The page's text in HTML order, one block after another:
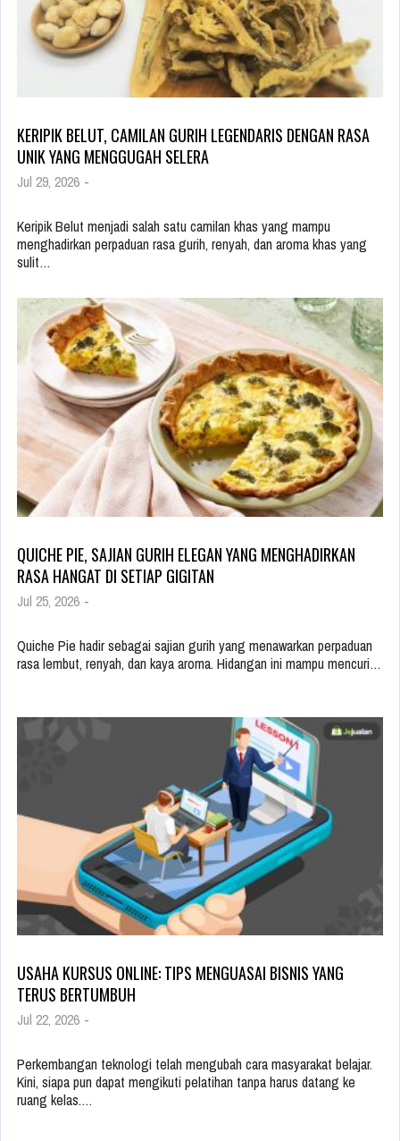
KERIPIK BELUT, CAMILAN GURIH LEGENDARIS DENGAN RASA
UNIK YANG MENGGUGAH SELERA
Jul 29, 2026 -
Keripik Belut menjadi salah satu camilan khas yang mampu
menghadirkan perpaduan rasa gurih, renyah, dan aroma khas yang
sulit…
QUICHE PIE, SAJIAN GURIH ELEGAN YANG MENGHADIRKAN
RASA HANGAT DI SETIAP GIGITAN
Jul 25, 2026 -
Quiche Pie hadir sebagai sajian gurih yang menawarkan perpaduan
rasa lembut, renyah, dan kaya aroma. Hidangan ini mampu mencuri…
USAHA KURSUS ONLINE: TIPS MENGUASAI BISNIS YANG
TERUS BERTUMBUH
Jul 22, 2026 -
Perkembangan teknologi telah mengubah cara masyarakat belajar.
Kini, siapa pun dapat mengikuti pelatihan tanpa harus datang ke
ruang kelas.…